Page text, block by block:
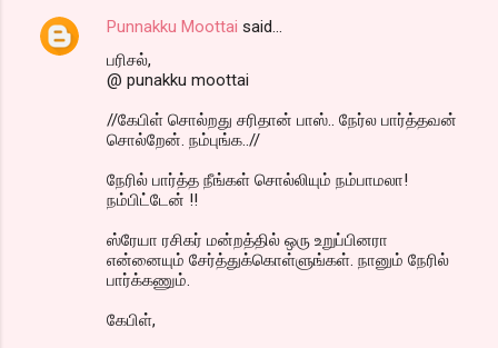
Punnakku Moottai said…
பரிசல்,
@ punakku moottai
//கேபிள் சொல்றது சரிதான் பாஸ்.. நேர்ல பார்த்தவன்
சொல்றேன். நம்புங்க..//
நேரில் பார்த்த நீங்கள் சொல்லியும் நம்பாமலா!
நம்பிட்டேன் !!
ஸ்ரேயா ரசிகர் மன்றத்தில் ஒரு உறுப்பினரா
என்னையும் சேர்த்துக்கொள்ளுங்கள். நானும் நேரில்
பார்க்கணும்.
கேபிள்,